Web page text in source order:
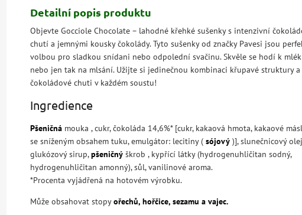
Detailní popis produktu
Objevte Gocciole Chocolate – lahodné křehké sušenky s intenzivní
chutí a jemnými kousky čokolády. Tyto sušenky od značky Pavesi jsou
volbou pro sladkou snídani nebo odpolední svačinu. Skvěle se hodí k
nebo jen tak na mlsání. Užijte si jedinečnou kombinaci křupavé struktury
čokoládové chuti v každém soustu!
Ingredience
Pšeničná mouka , cukr, čokoláda 14,6%* [cukr, kakaová hmota, kakaové
se sníženým obsahem tuku, emulgátor: lecitiny ( sójový )], slunečnicový
glukózový sirup, pšeničný škrob , kypřící látky (hydrogenuhličitan sodný,
hydrogenuhličitan amonný), sůl, vanilinové aroma.
*Procenta vyjádřená na hotovém výrobku.
Může obsahovat stopy ořechů, hořčice, sezamu a vajec.